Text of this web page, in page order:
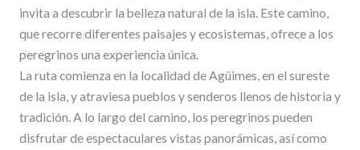
invita a descubrir la belleza natural de la isla. Este camino,
que recorre diferentes paisajes y ecosistemas, ofrece a los
peregrinos una experiencia única.
La ruta comienza en la localidad de Agüimes, en el sureste
de la isla, y atraviesa pueblos y senderos llenos de historia y
tradición. A lo largo del camino, los peregrinos pueden
disfrutar de espectaculares vistas panorámicas, así como